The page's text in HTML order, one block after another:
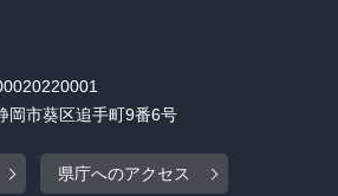
市葵区追手町9番6号
県庁へのアクセス